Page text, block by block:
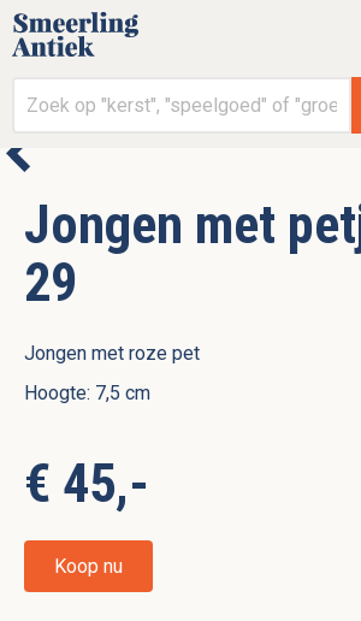
Jongen met
29
Jongen met roze pet
Hoogte: 7,5 cm
€ 45,-
Koop nu